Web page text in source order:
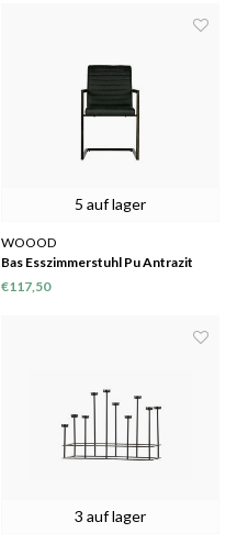
5 auf lager
WOOOD
Bas Esszimmerstuhl Pu Antrazit
€117,50
3 auf lager